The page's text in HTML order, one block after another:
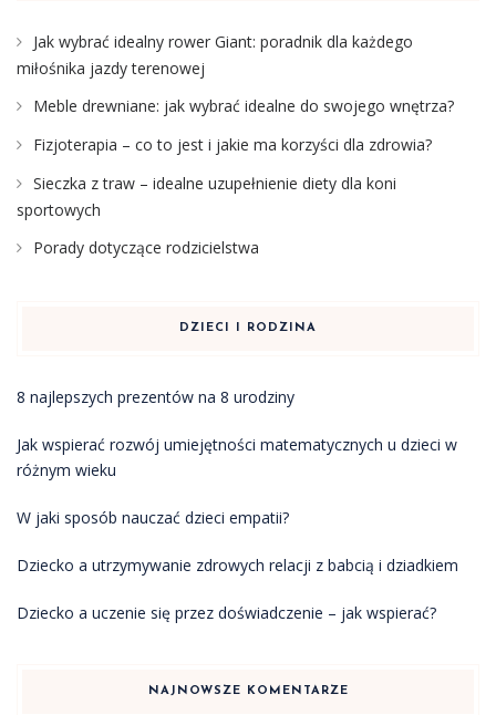
Jak wybrać idealny rower Giant: poradnik dla każdego
miłośnika jazdy terenowej
Meble drewniane: jak wybrać idealne do swojego wnętrza?
Fizjoterapia – co to jest i jakie ma korzyści dla zdrowia?
Sieczka z traw – idealne uzupełnienie diety dla koni
sportowych
Porady dotyczące rodzicielstwa
DZIECI I RODZINA
8 najlepszych prezentów na 8 urodziny
Jak wspierać rozwój umiejętności matematycznych u dzieci w
różnym wieku
W jaki sposób nauczać dzieci empatii?
Dziecko a utrzymywanie zdrowych relacji z babcią i dziadkiem
Dziecko a uczenie się przez doświadczenie – jak wspierać?
NAJNOWSZE KOMENTARZE